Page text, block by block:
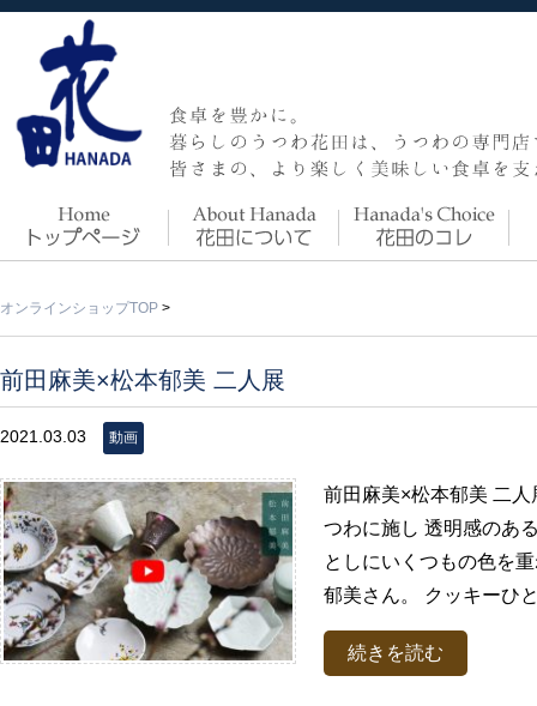
オンラインショップTOP >
前田麻美×松本郁美 二人展
2021.03.03 動画
前田麻美×松本郁美 二
つわに施し 透明感のあ
としにいくつもの色を
郁美さん。 クッキーひ
続きを読む